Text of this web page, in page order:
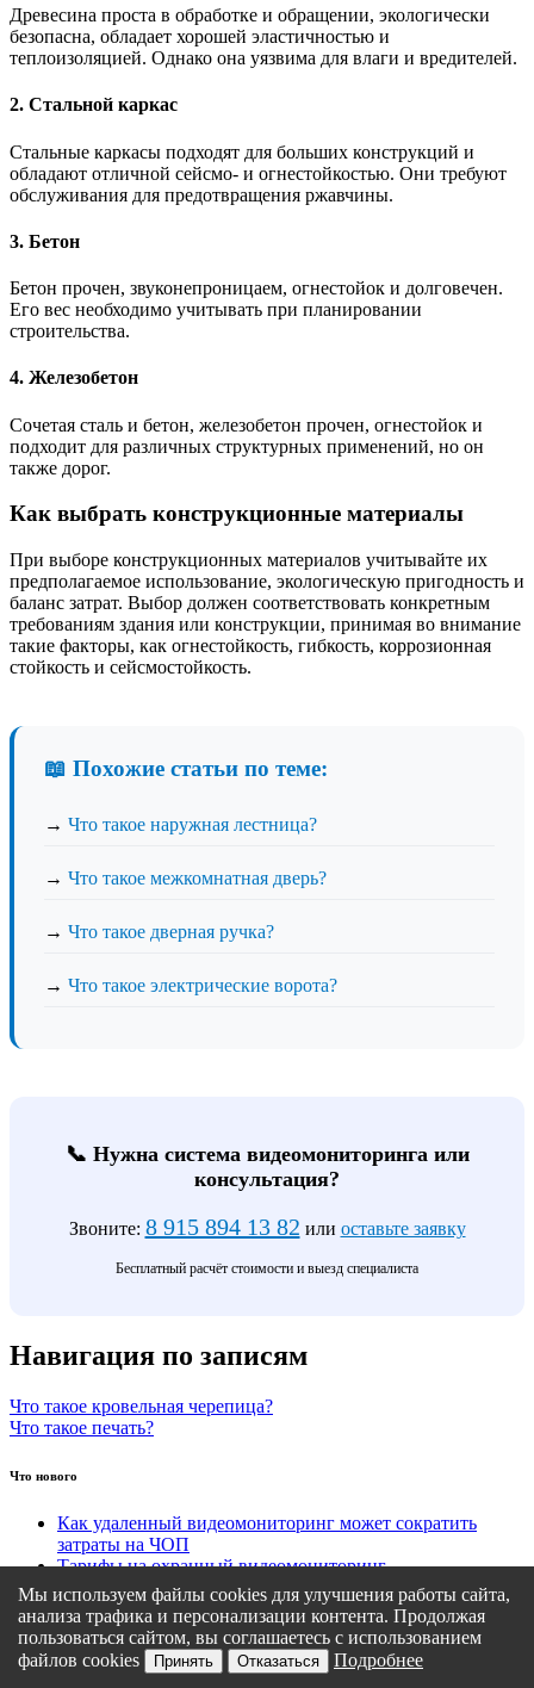
Древесина проста в обработке и обращении, экологически
безопасна, обладает хорошей эластичностью и
теплоизоляцией. Однако она уязвима для влаги и вредителей.
2. Стальной каркас
Стальные каркасы подходят для больших конструкций и
обладают отличной сейсмо- и огнестойкостью. Они требуют
обслуживания для предотвращения ржавчины.
3. Бетон
Бетон прочен, звуконепроницаем, огнестойок и долговечен.
Его вес необходимо учитывать при планировании
строительства.
4. Железобетон
Сочетая сталь и бетон, железобетон прочен, огнестойок и
подходит для различных структурных применений, но он
также дорог.
Как выбрать конструкционные материалы
При выборе конструкционных материалов учитывайте их
предполагаемое использование, экологическую пригодность и
баланс затрат. Выбор должен соответствовать конкретным
требованиям здания или конструкции, принимая во внимание
такие факторы, как огнестойкость, гибкость, коррозионная
стойкость и сейсмостойкость.
📖 Похожие статьи по теме:
→ Что такое наружная лестница?
→ Что такое межкомнатная дверь?
→ Что такое дверная ручка?
→ Что такое электрические ворота?
📞 Нужна система видеомониторинга или
консультация?
Звоните: 8 915 894 13 82 или оставьте заявку
Бесплатный расчёт стоимости и выезд специалиста
Навигация по записям
Что такое кровельная черепица?
Что такое печать?
Что нового
Как удаленный видеомониторинг может сократить
затраты на ЧОП
Тарифы на охранный видеомониторинг
Этапы подключения удаленного видеомониторинга
Кому подходит удаленный видеомониторинг?
Какие задачи решает удаленный видеомониторинг
Политика конфиденциальности
Мы используем файлы cookies для улучшения работы сайта,
анализа трафика и персонализации контента. Продолжая
пользоваться сайтом, вы соглашаетесь с использованием
файлов cookies
Принять Отказаться Подробнее